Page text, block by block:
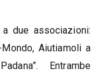
a due associazioni:
Mondo, Aiutiamoli a
Entrambe